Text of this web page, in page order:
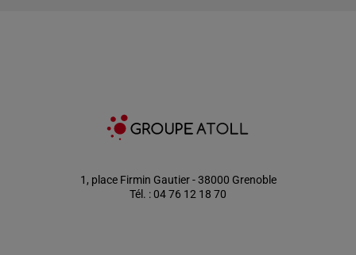
1, place Firmin Gautier - 38000 Grenoble
Tél. : 04 76 12 18 70